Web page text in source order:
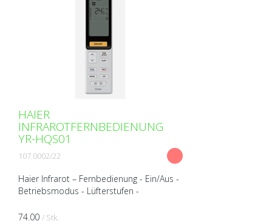
HAIER
INFRAROTFERNBEDIENUNG
YR-HQS01
107.0002/22
Haier Infrarot – Fernbedienung - Ein/Aus -
Betriebsmodus - Lüfterstufen -
Leiser Betriebsmodus - Turbo, leise
74.00 / Stk.